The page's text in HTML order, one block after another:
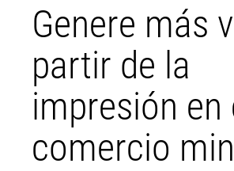
Genere más
partir de la
impresión en
comercio